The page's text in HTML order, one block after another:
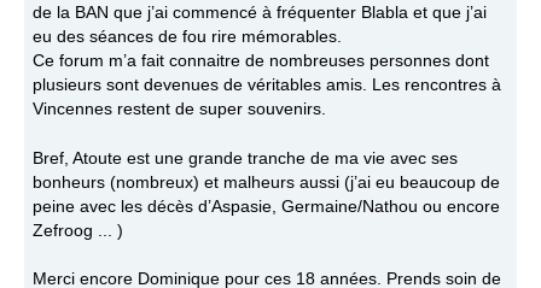
de la BAN que j’ai commencé à fréquenter Blabla et que j’ai
eu des séances de fou rire mémorables.
Ce forum m’a fait connaitre de nombreuses personnes dont
plusieurs sont devenues de véritables amis. Les rencontres à
Vincennes restent de super souvenirs.
Bref, Atoute est une grande tranche de ma vie avec ses
bonheurs (nombreux) et malheurs aussi (j’ai eu beaucoup de
peine avec les décès d’Aspasie, Germaine/Nathou ou encore
Zefroog ... )
Merci encore Dominique pour ces 18 années. Prends soin de